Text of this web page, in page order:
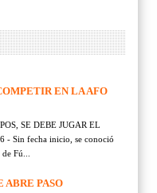
EN LA AFO
SE DEBE JUGAR EL
- Sin fecha inicio, se conoció
Fú...
ABRE PASO